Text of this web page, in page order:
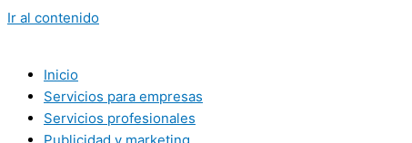
Ir al contenido
Inicio
Servicios para empresas
Servicios profesionales